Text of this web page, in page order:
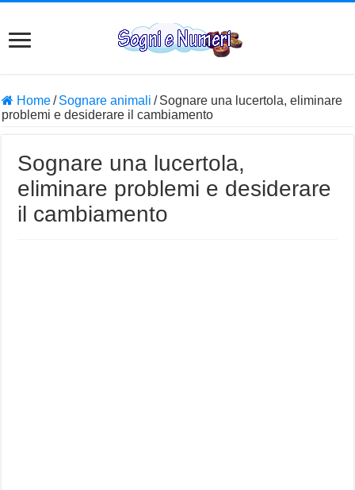
Home/ Sognare animali / Sognare una lucertola, eliminare
problemi e desiderare il cambiamento
Sognare una lucertola,
eliminare problemi e desiderare
il cambiamento